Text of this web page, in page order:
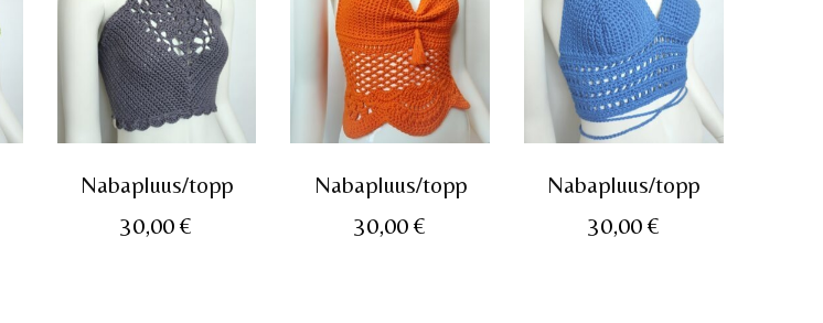
Nabapluus/topp
30,00€
Nabapluus/topp
30,00€
Nabapluus/topp
30,00 €